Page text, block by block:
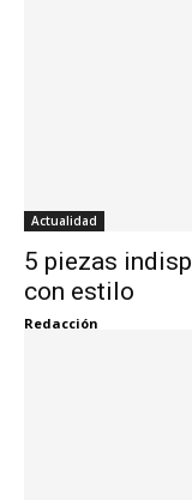
Actualidad
5 piezas
con estilo
Redacción